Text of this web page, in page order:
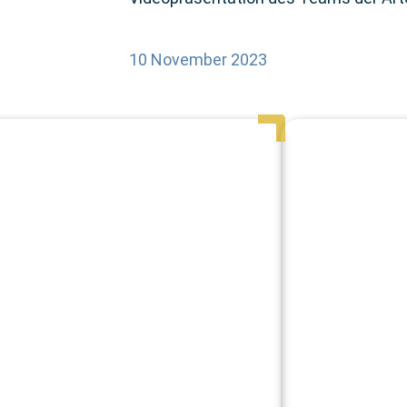
10 November 2023